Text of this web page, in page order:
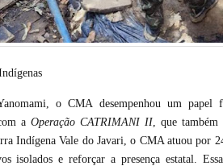
o CMA desempenhou um papel
a Operação CATRIMANI II , que
Indígena Vale do Javari, o CMA atuou por
isolados e reforçar a presença estatal.